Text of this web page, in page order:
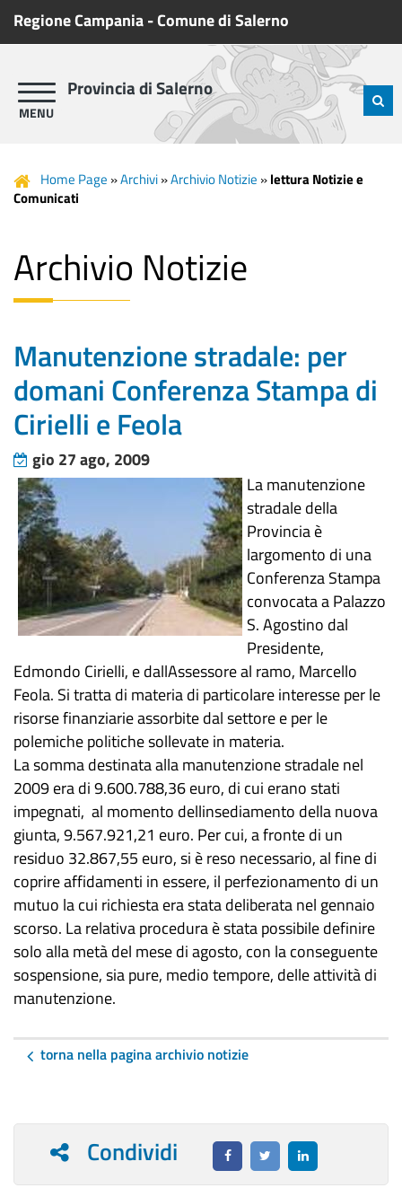
Regione Campania-Comune di Salerno
Provincia di Salerno
Home Page »Archivi»Archivio Notizie »lettura Notizie e
Comunicati
Archivio Notizie
Manutenzione stradale: per
domani Conferenza Stampa di
Cirielli e Feola
gio 27 ago, 2009
La manutenzione
stradale della
Provincia è
largomento di una
Conferenza Stampa
convocata a Palazzo
S. Agostino dal
Presidente,
Edmondo Cirielli, e dallAssessore al ramo, Marcello
Feola. Si tratta di materia di particolare interesse per le
risorse finanziarie assorbite dal settore e per le
polemiche politiche sollevate in materia.
La somma destinata alla manutenzione stradale nel
2009 era di 9.600.788,36 euro, di cui erano stati
impegnati, al momento dellinsediamento della nuova
giunta, 9.567.921,21 euro. Per cui, a fronte di un
residuo 32.867,55 euro, si è reso necessario, al fine di
coprire affidamenti in essere, il perfezionamento di un
mutuo la cui richiesta era stata deliberata nel gennaio
scorso. La relativa procedura è stata possibile definire
solo alla metà del mese di agosto, con la conseguente
sospensione, sia pure, medio tempore, delle attività di
manutenzione.
torna nella pagina archivio notizie
Condividi